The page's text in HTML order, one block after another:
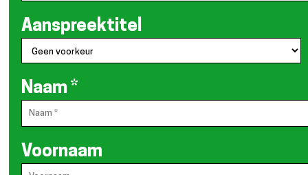
Aanspreektitel
Naam *
Voornaam